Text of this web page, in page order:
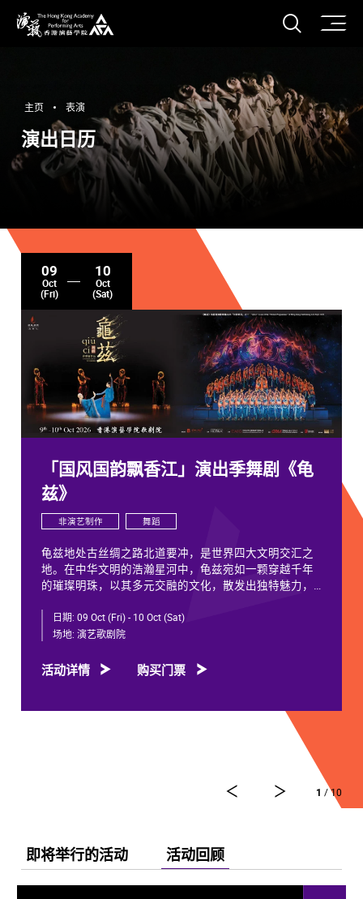
打开
主页 表演
演出日历
09
Oct
(Fri)
10
Oct
(Sat)
「国风国韵飘香江」演出季舞剧《龟
兹》
非演艺制作 舞蹈
龟兹地处古丝绸之路北道要冲，是世界四大文明交汇之
地。在中华文明的浩瀚星河中，龟兹宛如一颗穿越千年
的璀璨明珠，以其多元交融的文化，散发出独特魅力，
龟兹文化流淌着古往今来各族人民的印迹和血脉，从石
我、我中有你”，成为新疆历史文化的鲜活注脚，更是中
艺术的交融流变搬上舞台。
舞剧《龟兹》集结了各方力量，佟睿睿担任总编导，文
史学者韩子勇担任编剧，主创团队汇集了制作人李东，
运，服装设计阳东霖，视觉总监王涵，编导李宏钧、魏
内艺术家。舞剧以新疆艺术剧院歌舞团和新疆师范大学
的青年舞者为班底，携手国内优秀青年舞蹈艺术家共同
日期: 09 Oct (Fri) - 10 Oct (Sat)
场地: 演艺歌剧院
活动详情 购买门票
1 / 10
即将举行的活动 活动回顾